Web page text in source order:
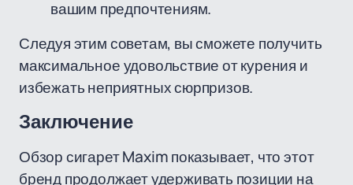
вашим предпочтениям.
Следуя этим советам, вы сможете получить
максимальное удовольствие от курения и
избежать неприятных сюрпризов.
Заключение
Обзор сигарет Maxim показывает, что этот
бренд продолжает удерживать позиции на